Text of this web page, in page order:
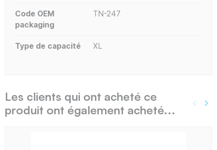
Code OEM
packaging
TN-247
Type de capacité XL
Les clients qui ont acheté ce
produit ont également acheté...
keyboard_arrow_left keyboard_arrow_right